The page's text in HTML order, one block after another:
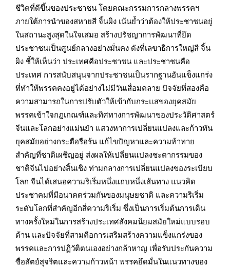
ชีวิตที่ดีขึ้นของประชาชน โดยคณะกรรมการกลางพรรคฯ
ภายใต้การนำของสหายสี จิ้นผิง เน้นย้ำว่าต้องให้ประชาชนอยู่
ในสถานะสูงสุดในใจเสมอ สร้างปรัชญาการพัฒนาที่ยึด
ประชาชนเป็นศูนย์กลางอย่างมั่นคง ดังที่เลขาธิการใหญ่สี จิ้น
ผิง ชี้ให้เห็นว่า ประเทศคือประชาชน และประชาชนคือ
ประเทศ การสนับสนุนจากประชาชนเป็นรากฐานอันแข็งแกร่ง
ที่ทำให้พรรคคงอยู่ได้อย่างไม่มีวันเสื่อมคลาย ปัจจัยที่สองคือ
ความสามารถในการปรับตัวให้เข้ากับกระแสของยุคสมัย
พรรคเข้าใจกฎเกณฑ์และทิศทางการพัฒนาของประวัติศาสตร์
จีนและโลกอย่างแม่นยำ แสวงหาการเปลี่ยนแปลงและก้าวทัน
ยุคสมัยอย่างกระตือรือร้น แก้ไขปัญหาและความท้าทาย
สำคัญที่ชาติเผชิญอยู่ ส่งผลให้เปลี่ยนแปลงชะตากรรมของ
ชาติจีนไปอย่างสิ้นเชิง ท่ามกลางการเปลี่ยนแปลงของระเบียบ
โลก จีนได้เสนอความริเริ่มหนึ่งแถบหนึ่งเส้นทาง แนวคิด
ประชาคมที่มีอนาคตร่วมกันของมนุษยชาติ และความริเริ่ม
ระดับโลกที่สำคัญอีกสี่ความริเริ่ม ซึ่งเป็นการเริ่มต้นการเดิน
ทางครั้งใหม่ในการสร้างประเทศสังคมนิยมสมัยใหม่แบบรอบ
ด้าน และปัจจัยที่สามคือการเสริมสร้างความแข็งแกร่งของ
พรรคและการปฏิวัติตนเองอย่างกล้าหาญ เพื่อรับประกันความ
ซื่อสัตย์สุจริตและความก้าวหน้า พรรคยึดมั่นในแนวทางของ